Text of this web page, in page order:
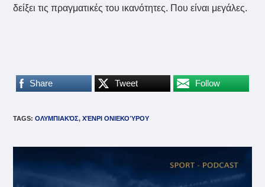
δείξει τις πραγματικές του ικανότητες. Που είναι μεγάλες.
Share Tweet Follow
TAGS:ΟΛΥΜΠΙΑΚΌΣ, ΧΈΝΡΙ ΟΝΙΕΚΟΎΡΟΥ